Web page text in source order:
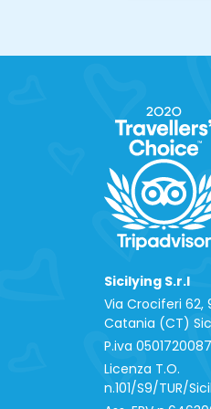
Sicilying S.r.l
Via Crociferi 62,
Catania (CT)
P.iva
Licenza T.O.
n.101/S9/TUR/